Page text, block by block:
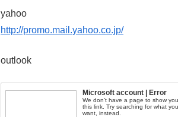
yahoo
http://promo.mail.yahoo.co.jp/
outlook
Microsoft account | Error
We don’t have a page to show
this link. Try searching for what
want, instead.